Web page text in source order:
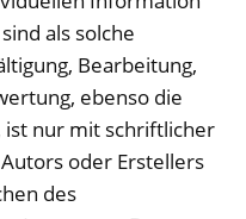
als solche
Bearbeitung,
ebenso die
ist nur mit schriftlicher
oder Erstellers
des